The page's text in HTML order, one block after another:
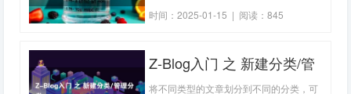
经常在群里看见一些用户询问zblog导航
点击导航栏模块，按示例代码编辑’，如果
时间：2025-01-15 | 阅读：845
Z-Blog入门 之 新建分类/管
理分类
将不同类型的文章划分到不同的分类，可